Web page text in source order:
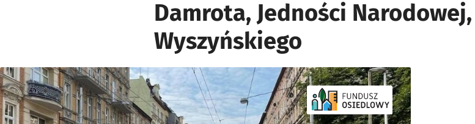
Damrota, Jedności
Wyszyńskiego
Kliknij, aby powiększyć